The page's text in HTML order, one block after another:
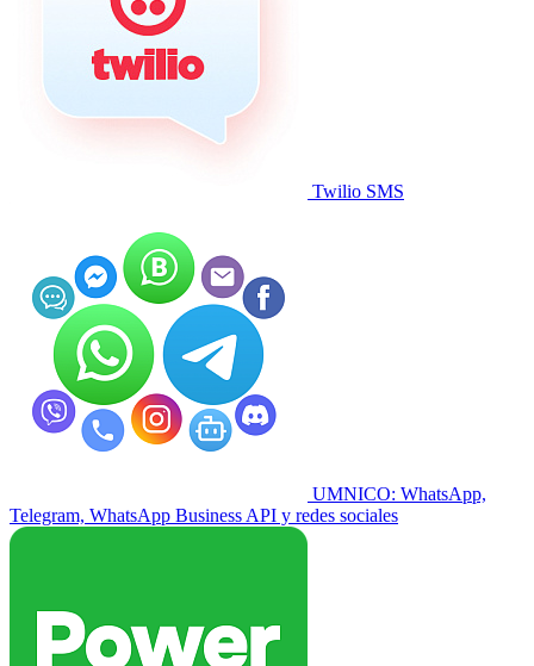
Twilio SMS
UMNICO: WhatsApp,
Telegram, WhatsApp Business API y redes sociales